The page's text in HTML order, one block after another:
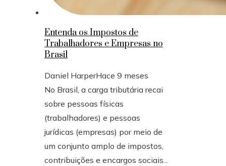
Entenda os Impostos de
Trabalhadores e Empresas no
Brasil
Daniel HarperHace 9 meses
No Brasil, a carga tributária recai
sobre pessoas físicas
(trabalhadores) e pessoas
jurídicas (empresas) por meio de
um conjunto amplo de impostos,
contribuições e encargos sociais...